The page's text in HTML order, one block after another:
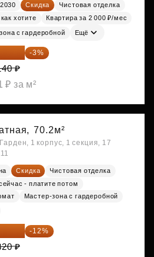
Скидка
Чистовая отделка
хотите
Квартира за 2 000 ₽/мес
с гардеробной Ещё
616 ₽ -3%
₽
₽ за м²
70.2м²
1 корпус, 1 секция, 17
Скидка
Чистовая отделка
- платите потом
Мастер-зона с гардеробной
522 ₽ -12%
₽